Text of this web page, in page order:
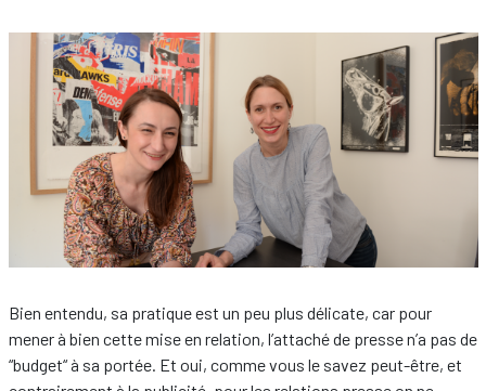
Bien entendu, sa pratique est un peu plus délicate, car pour
mener à bien cette mise en relation, l’attaché de presse n’a pas de
“budget“ à sa portée. Et oui, comme vous le savez peut-être, et